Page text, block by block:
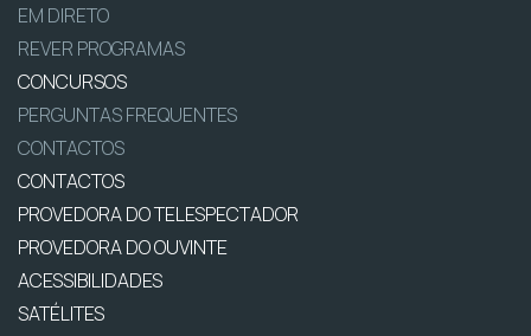
EM DIRETO
REVER PROGRAMAS
CONCURSOS
PERGUNTAS FREQUENTES
CONTACTOS
CONTACTOS
PROVEDORA DO TELESPECTADOR
PROVEDORA DO OUVINTE
ACESSIBILIDADES
SATÉLITES